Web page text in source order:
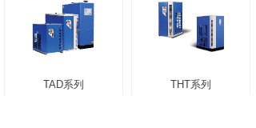
TAD系列 THT系列